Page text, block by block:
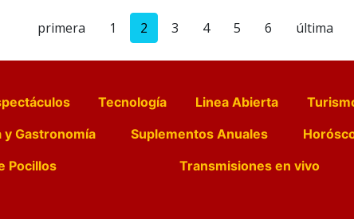
primera 1 2 3 4 5 6 última
Tecnología Linea Abierta
y Gastronomía Suplementos Anuales
Pocillos Transmisiones en vivo